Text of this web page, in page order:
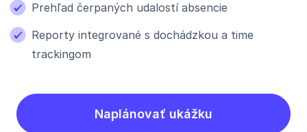
Prehľad čerpaných udalostí absencie
Reporty integrované s dochádzkou a time
trackingom
Naplánovať ukážku